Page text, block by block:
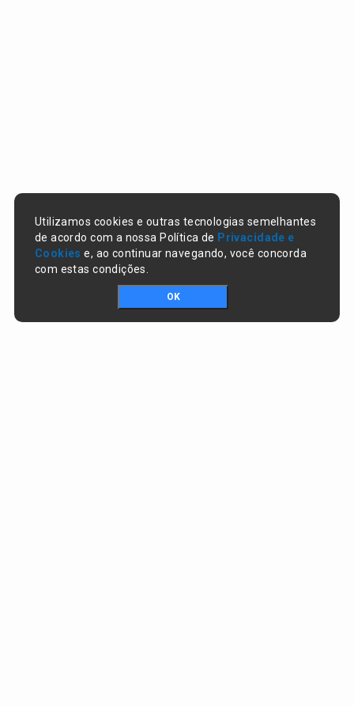
Utilizamos cookies e outras tecnologias semelhantes
de acordo com a nossa Política de Privacidade e
Cookies e, ao continuar navegando, você concorda
com estas condições.
OK